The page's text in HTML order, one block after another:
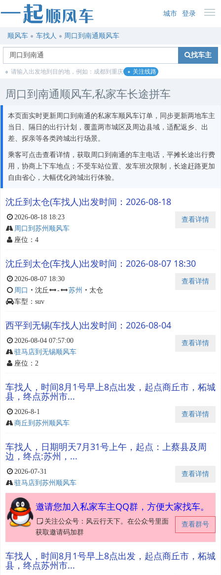
城市 登录
顺风车 车找人 周口到南通顺风车
找车主
请输入出发地到目的地，例如：成都到重庆 关注线路
周口到南通顺风车,私家车长途拼车
本页面实时更新周口到南通的私家车顺风车订单，同步更新两地车主
当日、隔日的出行计划，覆盖两市城区及周边县域，适配返乡、出
差、探亲等各类跨城出行场景。
乘客可点击查看详情，获取周口到南通的车主电话，平摊长途出行费
用，协商上下车地点；不受车站位置、发车班次限制，长途赶路更加
自由省心，大幅优化跨城出行体验。
沈丘到太仓(车找人)出发时间：2026-08-18
查看详情
2026-08-18 18:23
周口到苏州顺风车
座位：4
沈丘到太仓(车找人)出发时间：2026-08-07 18:30
查看详情
2026-08-07 18:30
周口 ・ 沈丘 - 苏州 ・ 太仓
车型：suv
西平到无锡(车找人)出发时间：2026-08-04
查看详情
2026-08-04 07:57:00
驻马店到无锡顺风车
座位：2
车找人，时间8月1号早上8点出发，起点商丘市，柘城
县，终点苏州市...
查看详情
2026-8-1
商丘到苏州顺风车
车找人，日期明天7月31号上午，起点：上蔡县及周
边，终点:苏州，...
查看详情
2026-07-31
驻马店到苏州顺风车
邀请您加入私家车主QQ群，方便大家找车。
查看群号
关注公众号：风云行天下。在公众号里面
获取邀请码加群
车找人，时间8月1号早上8点出发，起点商丘市，柘城
县，终点苏州市...